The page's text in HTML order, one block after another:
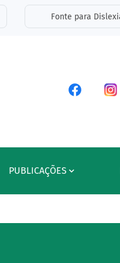
Fonte para
PUBLICAÇÕES